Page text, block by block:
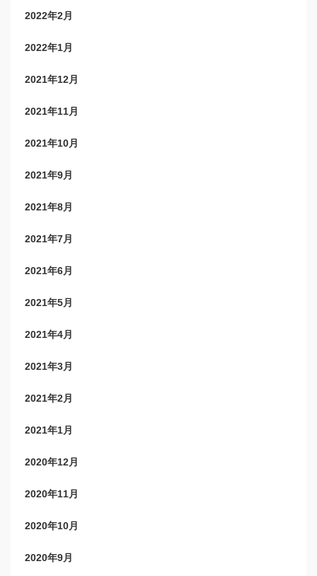
2022年2月
2022年1月
2021年12月
2021年11月
2021年10月
2021年9月
2021年8月
2021年7月
2021年6月
2021年5月
2021年4月
2021年3月
2021年2月
2021年1月
2020年12月
2020年11月
2020年10月
2020年9月